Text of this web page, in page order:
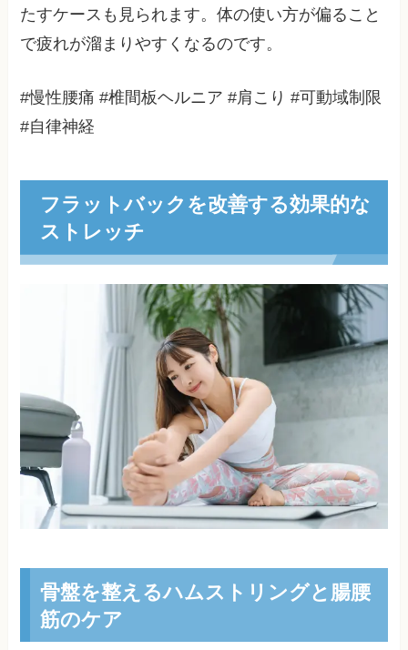
たすケースも見られます。体の使い方が偏ること
で疲れが溜まりやすくなるのです。
#慢性腰痛 #椎間板ヘルニア #肩こり #可動域制限
#自律神経
フラットバックを改善する効果的な
ストレッチ
骨盤を整えるハムストリングと腸腰
筋のケア